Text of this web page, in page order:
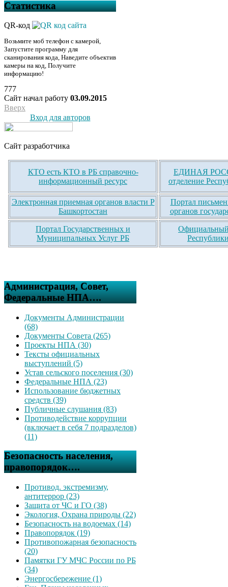
Статистика
QR-код
Возьмите моб телефон с камерой,
Запустите программу для
сканирования кода, Наведите объектив
камеры на код, Получите
информацию!
777
Сайт начал работу 03.09.2015
Вверх
Вход для авторов
Сайт разработчика
КТО есть КТО в РБ справочно-
информационный ресурс
ЕДИНАЯ
отделение
Электронная приемная органов власти Р
Башкортостан
Портал
органов
Портал Государственных и
Муниципальных Услуг РБ
Официальный
Администрация, Совет,
Федеральные НПА….
Документы Администрации
(68)
Документы Совета (265)
Проекты НПА (30)
Тексты официальных
выступлений (5)
Устав сельского поселения (30)
Федеральные НПА (23)
Использование бюджетных
средств (39)
Публичные слушания (83)
Противодействие коррупции
(включает в себя 7 подразделов)
(11)
Безопасность населения,
правопорядок….
Противод. экстремизму,
антитеррор (23)
Защита от ЧС и ГО (38)
Экология, Охрана природы (22)
Безопасность на водоемах (14)
Правопорядок (19)
Противопожарная безопасность
(20)
Памятки ГУ МЧС России по РБ
(34)
Энергосбережение (1)